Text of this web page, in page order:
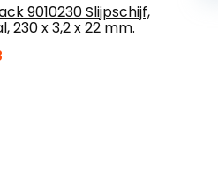
9010230 Slijpschijf,
230 x 3,2 x 22 mm.